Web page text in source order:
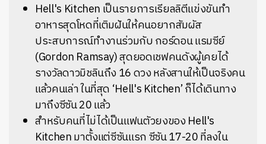
Hell's Kitchen เป็นรายการเรียลลิตีแข่งขันทำ
อาหารสุดโหดที่เติมฝันให้คนอยากสัมผัส
ประสบการณ์ทำงานร่วมกับ กอร์ดอน แรมซีย์
(Gordon Ramsay) สุดยอดเชฟคนดังผู้เคยได้
รางวัลดาวมิชลินถึง 16 ดวง หลังสานให้เป็นจริงคน
แล้วคนเล่า ในที่สุด ‘Hell's Kitchen’ ก็ได้เดินทาง
มาถึงซีซัน 20 แล้ว
สำหรับคนที่ไม่ได้เป็นแฟนตัวยงของ Hell's
Kitchen มาตั้งแต่ซีซันแรก ซีซัน 17-20 ที่ลงใน